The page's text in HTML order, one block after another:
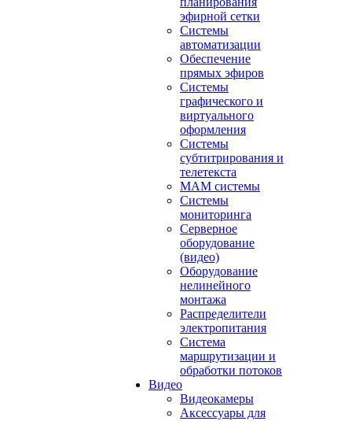
эфирной сетки
Системы
автоматизации
Обеспечение
прямых эфиров
Системы
графического и
виртуального
оформления
Системы
субтитрирования и
телетекста
MAM системы
Системы
мониторинга
Серверное
оборудование
(видео)
Оборудование
нелинейного
монтажа
Распределители
электропитания
Система
маршрутизации и
обработки потоков
Видео
Видеокамеры
Аксессуары для